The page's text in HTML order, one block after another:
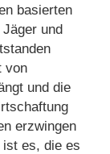
basierten
und
von
und die
erzwingen
es, die es